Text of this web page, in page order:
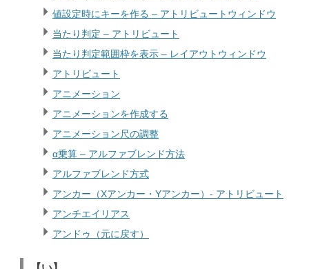
値設定時にキーを作る – アトリビュートウィンドウ
当たり判定 – アトリビュート
当たり判定範囲枠を表示 – レイアウトウィンドウ
アトリビュート
アニメーション
アニメーションを作成する
アニメーション尺の調整
α乗算 – アルファブレンド方法
アルファブレンド方式
アンカー（Xアンカー・Yアンカー）- アトリビュート
アンチエイリアス
アンドゥ（元に戻す）